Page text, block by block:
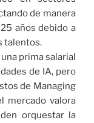
de manera
años debido a
talentos.
prima salarial
de IA, pero
de Managing
mercado valora
orquestar la